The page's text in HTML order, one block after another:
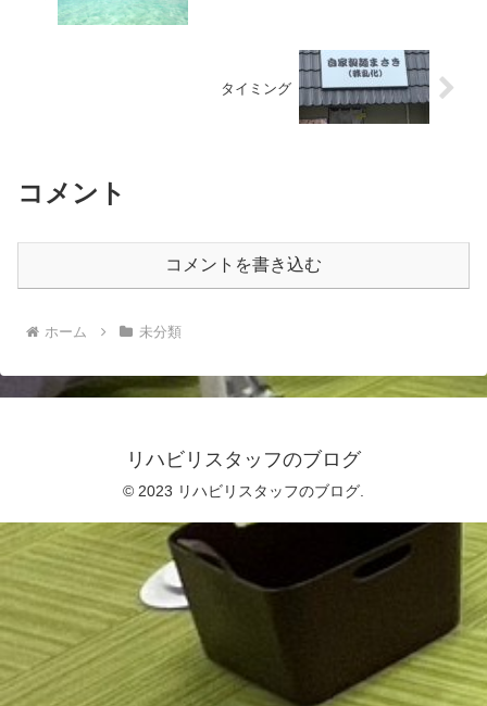
タイミング
コメント
コメントを書き込む
ホーム 未分類
リハビリスタッフのブログ
© 2023 リハビリスタッフのブログ.